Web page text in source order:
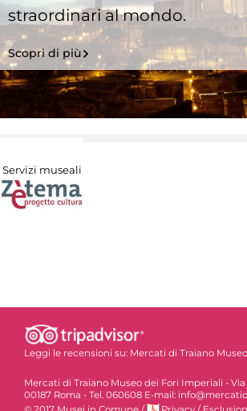
straordinari al mondo.
Scopri di più
Servizi museali
Leggi le recensioni su: Mercati di Traiano
Mercati di Traiano Museo dei Fori Imperiali -
00187 Roma - Tel. 060608 E-mail: